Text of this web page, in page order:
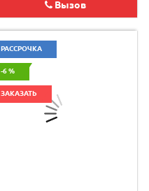
Вызов
РАССРОЧКА
-6 %
ЗАКАЗАТЬ